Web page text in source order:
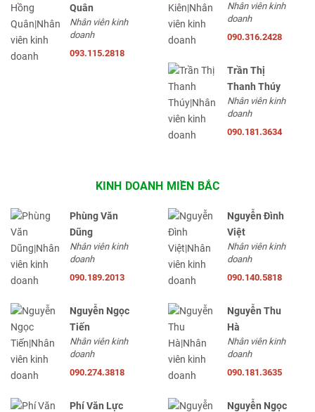
Quân
Nhân viên kinh
doanh
093.115.2818
Nhân viên kinh
doanh
090.316.2428
Trần Thị
Thanh Thúy
Nhân viên kinh
doanh
090.181.3634
KINH DOANH MIỀN BẮC
Phùng Văn
Dũng
Nhân viên kinh
doanh
090.189.2013
Nguyễn Đình
Việt
Nhân viên kinh
doanh
090.140.5818
Nguyễn Ngọc
Tiến
Nhân viên kinh
doanh
090.274.3818
Nguyễn Thu
Hà
Nhân viên kinh
doanh
090.181.3635
Phí Văn Lực
Nguyễn Ngọc